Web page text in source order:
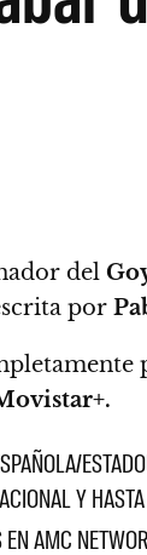
del
por
Y
AMC